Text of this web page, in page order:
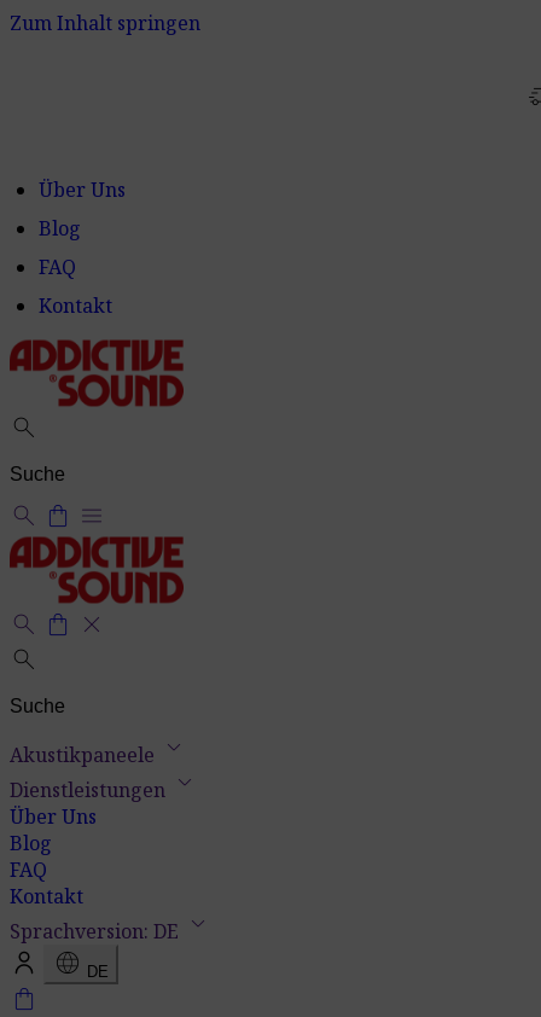
Zum Inhalt springen
Über Uns
Blog
FAQ
Kontakt
search
search shopping_bag menu
search shopping_bag close
search
Akustikpaneele keyboard_arrow_down
Dienstleistungen keyboard_arrow_down
Über Uns
Blog
FAQ
Kontakt
Sprachversion: DE keyboard_arrow_down
language DE
shopping_bag